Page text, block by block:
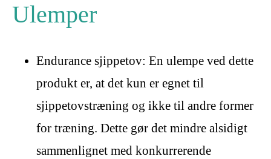
Ulemper
Endurance sjippetov: En ulempe ved dette
produkt er, at det kun er egnet til
sjippetovstræning og ikke til andre former
for træning. Dette gør det mindre alsidigt
sammenlignet med konkurrerende